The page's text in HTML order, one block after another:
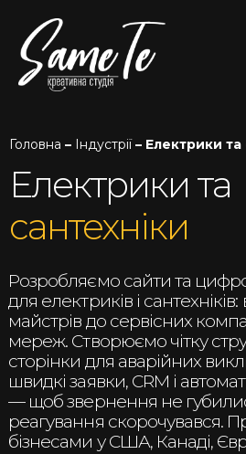
Головна – Індустрії– Електрики та
Електрики та
сантехніки
Розробляємо сайти та
для електриків і
майстрів до сервісних
мереж. Створюємо чітку
сторінки для аварійних
швидкі заявки, CRM і
— щоб звернення не
реагування скорочувався.
бізнесами у США, Канаді,